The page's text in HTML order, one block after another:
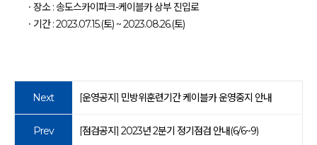
ㆍ장소 : 송도스카이파크-케이블카 상부 진입로
ㆍ기간 : 2023.07.15.(토) ~ 2023.08.26.(토)
Next [운영공지] 민방위훈련기간 케이블카 운영중지 안내
Prev [점검공지] 2023년 2분기 정기점검 안내(6/6~9)